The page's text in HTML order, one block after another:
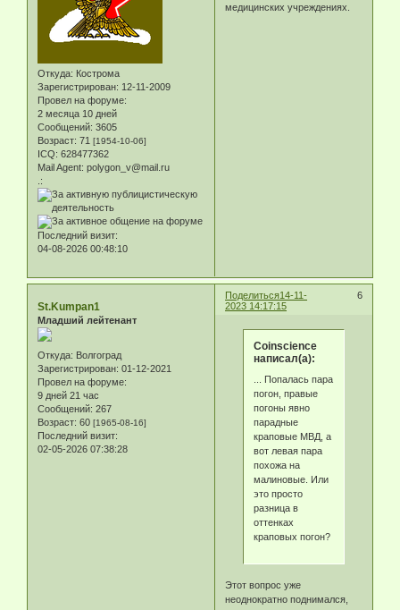
Откуда: Кострома
Зарегистрирован: 12-11-2009
Провел на форуме:
2 месяца 10 дней
Сообщений: 3605
Возраст: 71 [1954-10-06]
ICQ: 628477362
Mail Agent: polygon_v@mail.ru
.:
Последний визит:
04-08-2026 00:48:10
медицинских учреждениях.
Поделиться 6
14-11-
2023 14:17:15
St.Kumpan1
Младший лейтенант
Откуда: Волгоград
Зарегистрирован: 01-12-2021
Провел на форуме:
9 дней 21 час
Сообщений: 267
Возраст: 60 [1965-08-16]
Последний визит:
02-05-2026 07:38:28
Coinscience
написал(а):
... Попалась пара
погон, правые
погоны явно
парадные
краповые МВД, а
вот левая пара
похожа на
малиновые. Или
это просто
разница в
оттенках
краповых погон?
Этот вопрос уже
неоднократно поднимался,